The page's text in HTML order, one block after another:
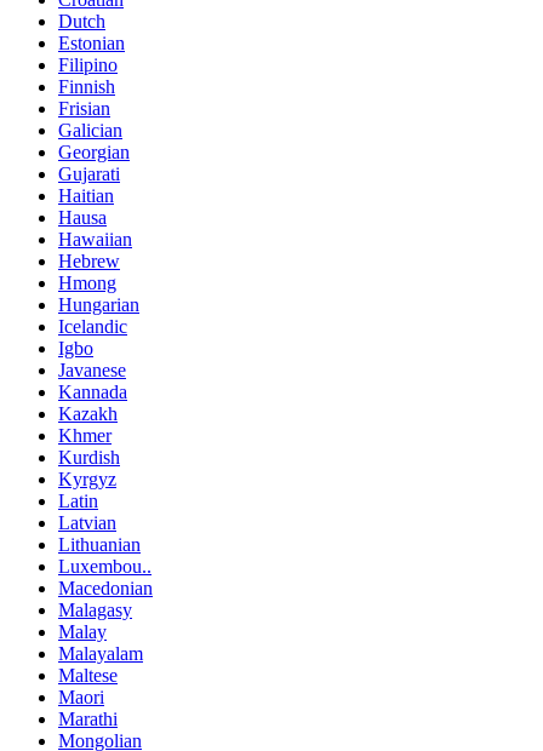
Dutch
Estonian
Filipino
Finnish
Frisian
Galician
Georgian
Gujarati
Haitian
Hausa
Hawaiian
Hebrew
Hmong
Hungarian
Icelandic
Igbo
Javanese
Kannada
Kazakh
Khmer
Kurdish
Kyrgyz
Latin
Latvian
Lithuanian
Luxembou..
Macedonian
Malagasy
Malay
Malayalam
Maltese
Maori
Marathi
Mongolian